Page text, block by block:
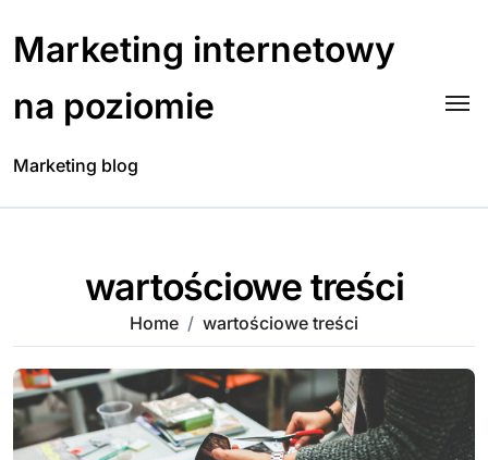
content
Marketing internetowy
na poziomie
Marketing blog
wartościowe treści
Home wartościowe treści